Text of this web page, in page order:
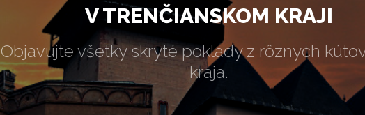
V TRENČIANSKOM KRAJI
Objavujte všetky skryté poklady z rôznych
kraja.